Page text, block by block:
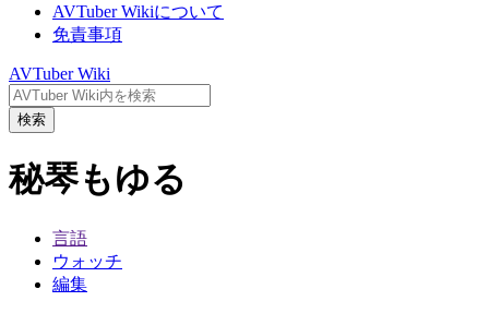
AVTuber Wikiについて
免責事項
AVTuber Wiki
検索
秘琴もゆる
言語
ウォッチ
編集